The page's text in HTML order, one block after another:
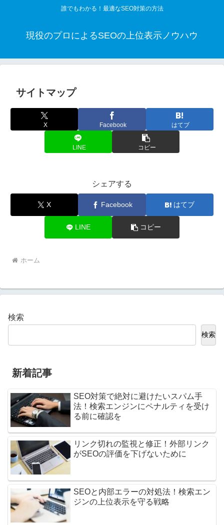
誰でもわかる！最適なSEO対策の方法
現役のプロによるSEOの上位表示ノウハウ
サイトマップ
X Facebook はてブ
LINE コピー
シェアする
X Facebook はてブ
LINE コピー
ホーム
検索
検索
新着記事
SEO対策で絶対に避けたいスパム手
法！検索エンジンにペナルティを受け
る前に確認を
リンク切れの監視と修正！外部リンク
がSEOの評価を下げないために
SEOと内部エラーの対処法！検索エン
ジンの上位表示を守る戦略